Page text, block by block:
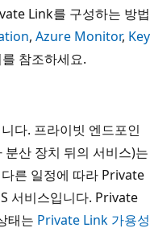
Link를 구성하는 방법
, Azure Monitor, Key
참조하세요.
다. 프라이빗 엔드포인
산 장치 뒤의 서비스)는
른 일정에 따라 Private
서비스입니다. Private
태는 Private Link 가용성